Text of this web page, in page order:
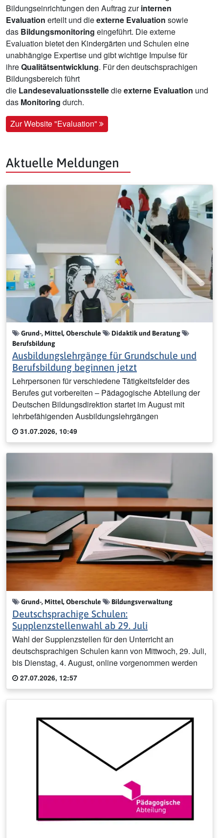
Bildungseinrichtungen den Auftrag zurinternen
Evaluation erteilt und dieexterne Evaluation sowie
das Bildungsmonitoring eingeführt. Die externe
Evaluation bietet den Kindergärten und Schulen eine
unabhängige Expertise und gibt wichtige Impulse für
ihreQualitätsentwicklung. Für den deutschsprachigen
Bildungsbereich führt
die Landesevaluationsstelledieexterne Evaluation und
das Monitoring durch.
Zur Website "Evaluation"
Aktuelle Meldungen
Grund-, Mittel, Oberschule
Didaktik und Beratung
Berufsbildung
Ausbildungslehrgänge für Grundschule und
Berufsbildung beginnen jetzt
Lehrpersonen für verschiedene Tätigkeitsfelder des
Berufes gut vorbereiten – Pädagogische Abteilung der
Deutschen Bildungsdirektion startet im August mit
lehrbefähigenden Ausbildungslehrgängen
31.07.2026, 10:49
Grund-, Mittel, Oberschule Bildungsverwaltung
Deutschsprachige Schulen:
Supplenzstellenwahl ab 29. Juli
Wahl der Supplenzstellen für den Unterricht an
deutschsprachigen Schulen kann von Mittwoch, 29. Juli,
bis Dienstag, 4. August, online vorgenommen werden
27.07.2026, 12:57